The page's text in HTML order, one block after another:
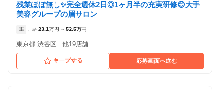
残業ほぼ無し✨完全週休2日◎1ヶ月半の充実研修😊大手
美容グループの眉サロン
正 月給 23.1万円 ~ 52.5万円
東京都 渋谷区...他19店舗
キープする 応募画面へ進む